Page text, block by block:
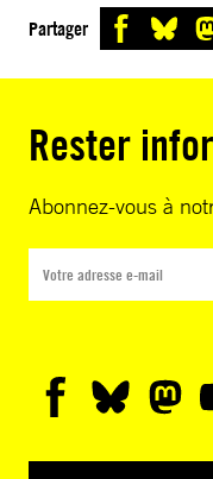
Partager
Rester
Abonnez-vous à